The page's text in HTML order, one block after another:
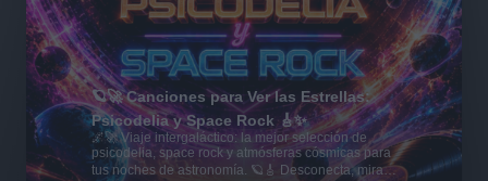
🪐🚀 Canciones para Ver las Estrellas:
Psicodelia y Space Rock 🎸✨
🌌🚀 Viaje intergaláctico: la mejor selección de
psicodelia, space rock y atmósferas cósmicas para
tus noches de astronomía. 🪐🎸 Desconecta, mira